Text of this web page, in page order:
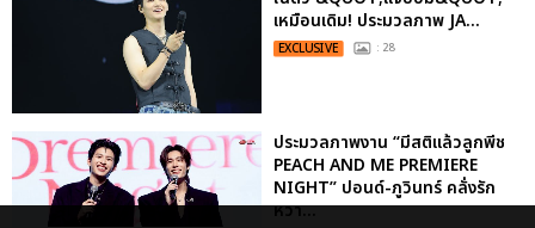
เหมือนเดิม! ประมวลภาพ JA...
EXCLUSIVE : 28
ประมวลภาพงาน “มีสติแล้วลูกพีช
PEACH AND ME PREMIERE
NIGHT” ปอนด์-ภูวินทร์ คลั่งรัก
หวา...